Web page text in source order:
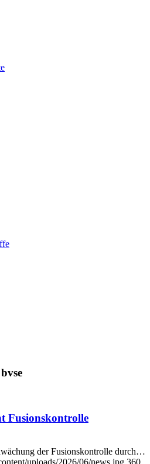
bvse
Fusionskontrolle
der Fusionskontrolle durch…
uploads/2026/06/news.jpg 360